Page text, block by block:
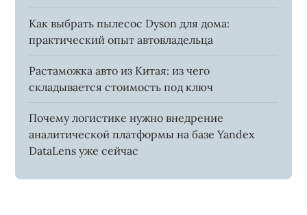
Как выбрать пылесос Dyson для дома:
практический опыт автовладельца
Растаможка авто из Китая: из чего
складывается стоимость под ключ
Почему логистике нужно внедрение
аналитической платформы на базе Yandex
DataLens уже сейчас